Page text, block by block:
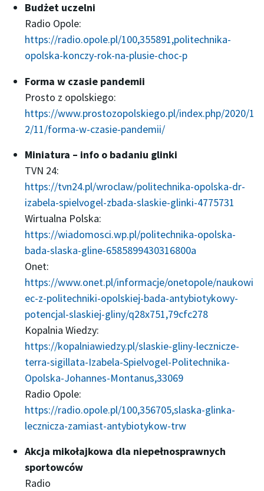
Budżet uczelni
Radio Opole:
https://radio.opole.pl/100,355891,politechnika-
opolska-konczy-rok-na-plusie-choc-p
Forma w czasie pandemii
Prosto z opolskiego:
https://www.prostozopolskiego.pl/index.php/2020/1
2/11/forma-w-czasie-pandemii/
Miniatura – info o badaniu glinki
TVN 24:
https://tvn24.pl/wroclaw/politechnika-opolska-dr-
izabela-spielvogel-zbada-slaskie-glinki-4775731
Wirtualna Polska:
https://wiadomosci.wp.pl/politechnika-opolska-
bada-slaska-gline-6585899430316800a
Onet:
https://www.onet.pl/informacje/onetopole/naukowi
ec-z-politechniki-opolskiej-bada-antybiotykowy-
potencjal-slaskiej-gliny/q28x751,79cfc278
Kopalnia Wiedzy:
https://kopalniawiedzy.pl/slaskie-gliny-lecznicze-
terra-sigillata-Izabela-Spielvogel-Politechnika-
Opolska-Johannes-Montanus,33069
Radio Opole:
https://radio.opole.pl/100,356705,slaska-glinka-
lecznicza-zamiast-antybiotykow-trw
Akcja mikołajkowa dla niepełnosprawnych
sportowców
Radio